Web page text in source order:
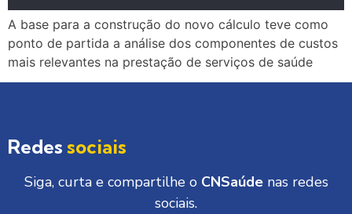
A base para a construção do novo cálculo teve como
ponto de partida a análise dos componentes de custos
mais relevantes na prestação de serviços de saúde
Redes sociais
Siga, curta e compartilhe o CNSaúdenas redes
sociais.